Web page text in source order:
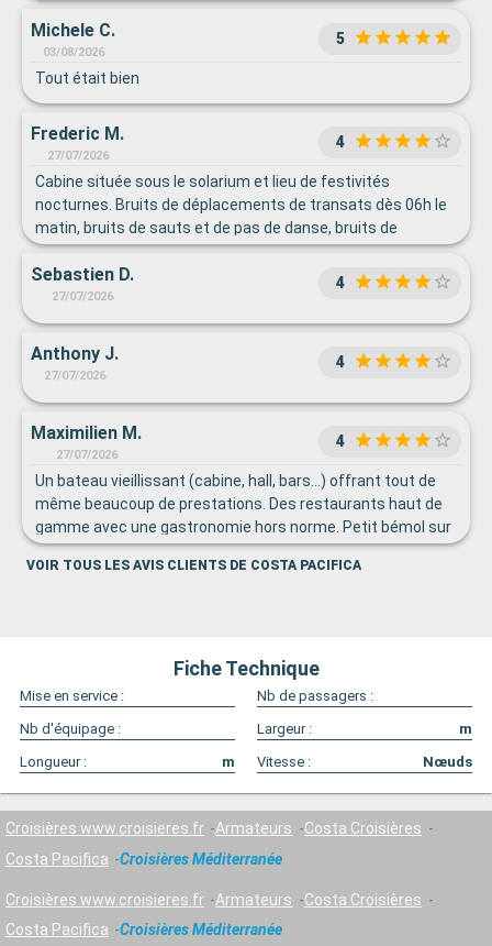
Michele C.
03/08/2026
5
Tout était bien
Frederic M.
27/07/2026
4
Cabine située sous le solarium et lieu de festivités
nocturnes. Bruits de déplacements de transats dès 06h le
matin, bruits de sauts et de pas de danse, bruits de
musique, mauvaise insonorisation. Bonne qualité des
prestations liées à la restauration à table. Buffet moyen.
Sebastien D.
27/07/2026
4
Anthony J.
27/07/2026
4
Maximilien M.
27/07/2026
4
Un bateau vieillissant (cabine, hall, bars…) offrant tout de
même beaucoup de prestations. Des restaurants haut de
gamme avec une gastronomie hors norme. Petit bémol sur
les piscines qui sont présentées comme nombreuses en
effet mais qui sont de taille si petites que nous sommes
VOIR TOUS LES AVIS CLIENTS DE COSTA PACIFICA
Fiche Technique
Mise en service :
Nb de passagers :
Nb d'équipage :
Largeur :
m
Longueur :
m Vitesse : Nœuds
Croisières www.croisieres.fr Armateurs
Costa Croisières
Costa Pacifica
Croisières Méditerranée
Croisières www.croisieres.fr Armateurs
Costa Croisières
Costa Pacifica
Croisières Méditerranée